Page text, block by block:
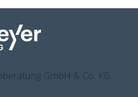
GmbH & Co. KG